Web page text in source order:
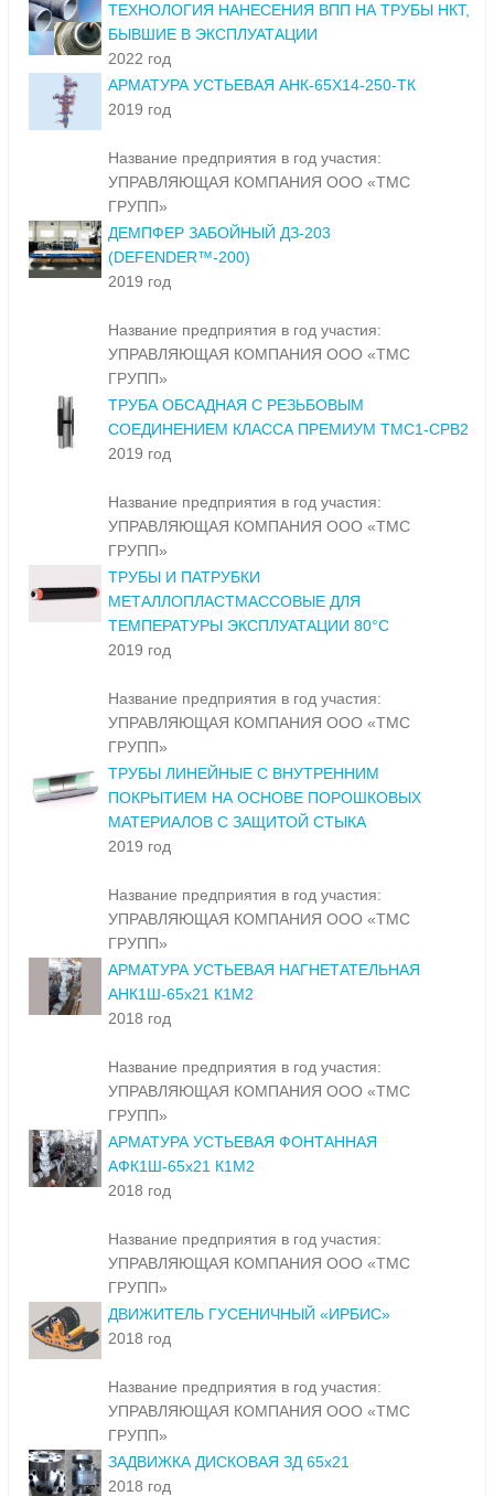
ТЕХНОЛОГИЯ НАНЕСЕНИЯ ВПП НА ТРУБЫ НКТ,
БЫВШИЕ В ЭКСПЛУАТАЦИИ
2022 год
АРМАТУРА УСТЬЕВАЯ АНК-65Х14-250-ТК
2019 год
Название предприятия в год участия:
УПРАВЛЯЮЩАЯ КОМПАНИЯ ООО «ТМС
ГРУПП»
ДЕМПФЕР ЗАБОЙНЫЙ ДЗ-203
(DEFENDER™-200)
2019 год
Название предприятия в год участия:
УПРАВЛЯЮЩАЯ КОМПАНИЯ ООО «ТМС
ГРУПП»
ТРУБА ОБСАДНАЯ С РЕЗЬБОВЫМ
СОЕДИНЕНИЕМ КЛАССА ПРЕМИУМ ТМС1-СРВ2
2019 год
Название предприятия в год участия:
УПРАВЛЯЮЩАЯ КОМПАНИЯ ООО «ТМС
ГРУПП»
ТРУБЫ И ПАТРУБКИ
МЕТАЛЛОПЛАСТМАССОВЫЕ ДЛЯ
ТЕМПЕРАТУРЫ ЭКСПЛУАТАЦИИ 80°С
2019 год
Название предприятия в год участия:
УПРАВЛЯЮЩАЯ КОМПАНИЯ ООО «ТМС
ГРУПП»
ТРУБЫ ЛИНЕЙНЫЕ С ВНУТРЕННИМ
ПОКРЫТИЕМ НА ОСНОВЕ ПОРОШКОВЫХ
МАТЕРИАЛОВ С ЗАЩИТОЙ СТЫКА
2019 год
Название предприятия в год участия:
УПРАВЛЯЮЩАЯ КОМПАНИЯ ООО «ТМС
ГРУПП»
АРМАТУРА УСТЬЕВАЯ НАГНЕТАТЕЛЬНАЯ
АНК1Ш-65х21 К1М2
2018 год
Название предприятия в год участия:
УПРАВЛЯЮЩАЯ КОМПАНИЯ ООО «ТМС
ГРУПП»
АРМАТУРА УСТЬЕВАЯ ФОНТАННАЯ
АФК1Ш-65х21 К1М2
2018 год
Название предприятия в год участия:
УПРАВЛЯЮЩАЯ КОМПАНИЯ ООО «ТМС
ГРУПП»
ДВИЖИТЕЛЬ ГУСЕНИЧНЫЙ «ИРБИС»
2018 год
Название предприятия в год участия:
УПРАВЛЯЮЩАЯ КОМПАНИЯ ООО «ТМС
ГРУПП»
ЗАДВИЖКА ДИСКОВАЯ ЗД 65х21
2018 год